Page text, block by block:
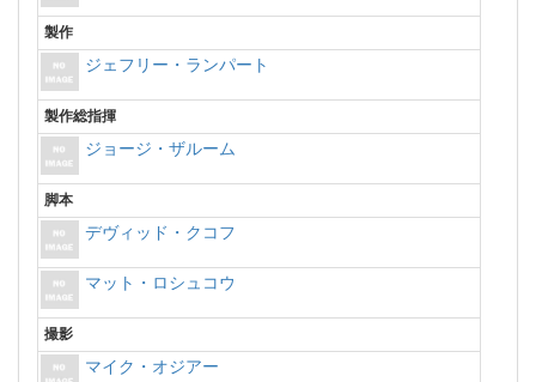
製作
ジェフリー・ランパート
製作総指揮
ジョージ・ザルーム
脚本
デヴィッド・クコフ
マット・ロシュコウ
撮影
マイク・オジアー